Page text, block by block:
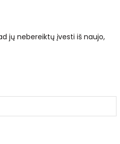
jų nebereiktų įvesti iš naujo,